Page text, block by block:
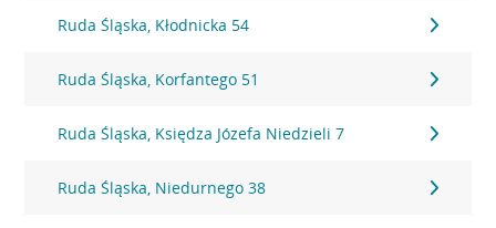
Ruda Śląska, Kłodnicka 54
Ruda Śląska, Korfantego 51
Ruda Śląska, Księdza Józefa Niedzieli 7
Ruda Śląska, Niedurnego 38